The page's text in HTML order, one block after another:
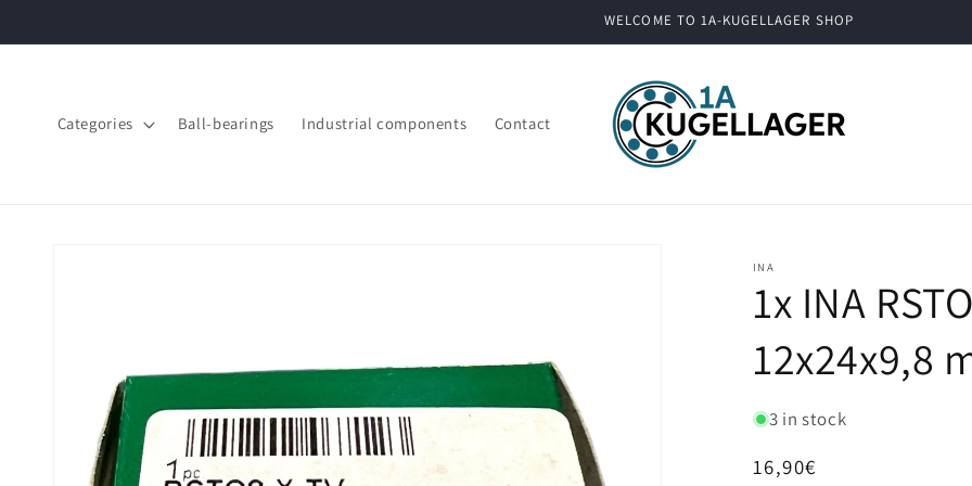
WELCOME TO 1A-KUGELLAGER SHOP
Categories Ball-bearings Industrial components Contact
INA
1x INA
12x24x9,8
3 in stock
Regular
16,90€